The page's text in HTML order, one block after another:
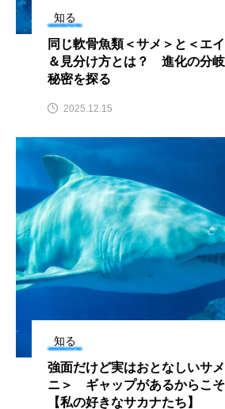
クロスジギンポ クロソイ
クロツラヘラサギ
グラミー
ケープペンギン
コウテイペンギン コオイムシ
コガタペンギン コガネスズメ
コクチバス
コ
コブシメ
コモレビクラゲ コモンイトギ
知る
同じ軟骨魚類＜サメ＞と＜エ
＆見分け方とは？ 進化の分
秘密を探る
2025.12.15
知る
強面だけど実はおとなしいサ
ニ＞ ギャップがあるからこ
【私の好きなサカナたち】